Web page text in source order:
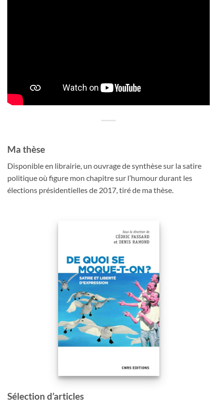
Ma thèse
Disponible en librairie, un ouvrage de synthèse sur la satire
politique où figure mon chapitre sur l’humour durant les
élections présidentielles de 2017, tiré de ma thèse.
Sélection d’articles